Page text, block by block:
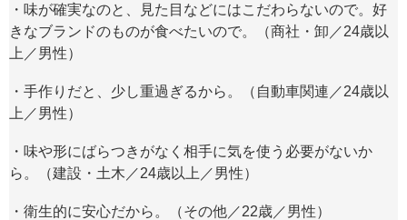
・味が確実なのと、見た目などにはこだわらないので。好
きなブランドのものが食べたいので。（商社・卸／24歳以
上／男性）
・手作りだと、少し重過ぎるから。（自動車関連／24歳以
上／男性）
・味や形にばらつきがなく相手に気を使う必要がないか
ら。（建設・土木／24歳以上／男性）
・衛生的に安心だから。（その他／22歳／男性）